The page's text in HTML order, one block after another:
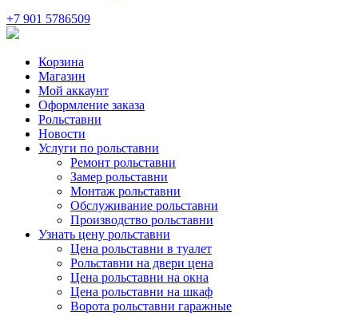
+7 901 5786509
Корзина
Магазин
Мой аккаунт
Оформление заказа
Рольставни
Новости
Услуги по рольставни
Ремонт рольставни
Замер рольставни
Монтаж рольставни
Обслуживание рольставни
Производство рольставни
Узнать цену рольставни
Цена рольставни в туалет
Рольставни на двери цена
Цена рольставни на окна
Цена рольставни на шкаф
Ворота рольставни гаражные